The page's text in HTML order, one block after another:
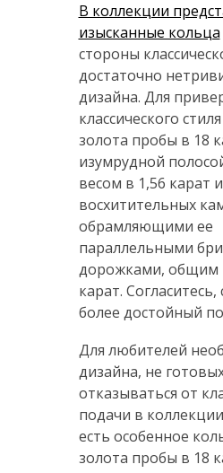
В коллекции
изысканные кольца
стороны
достаточно
дизайна. Для
классического
золота пробы в 18
изумрудной
весом в 1,56 карат
восхитительных
обрамляющими ее
параллельными
дорожками, общим
карат.
более достойный
Для любителей
дизайна, не
отказываться от
подачи в
есть особенное
золота пробы в 18